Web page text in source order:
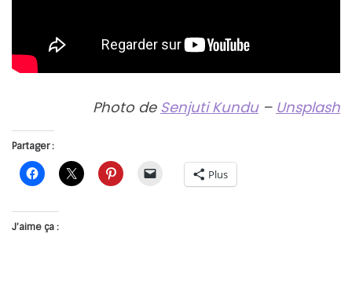
Photo de Senjuti Kundu– Unsplash
Partager :
Plus
J’aime ça :